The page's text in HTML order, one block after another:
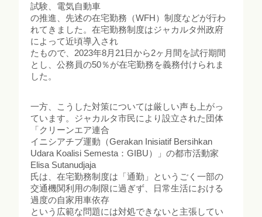
試験、電気自動車
の推進、先述の在宅勤務（WFH）制度などが行わ
れてきました。在宅勤務制度はジャカルタ州政府
によって近頃導入され
たもので、2023年8月21日から2ヶ月間を試行期間
とし、公務員の50％が在宅勤務を義務付けられま
した。
一方、こうした対策については厳しい声も上がっ
ています。ジャカルタ市民により設立された団体
「クリーンエア連合
イニシアチブ運動（Gerakan Inisiatif Bersihkan
Udara Koalisi Semesta：GIBU）」の都市活動家
Elisa Sutanudjaja
氏は、在宅勤務制度は「通勤」というごく一部の
交通機関利用の制限に過ぎず、日常生活における
過度の自家用車依存
という広範な問題には対処できないと主張してい